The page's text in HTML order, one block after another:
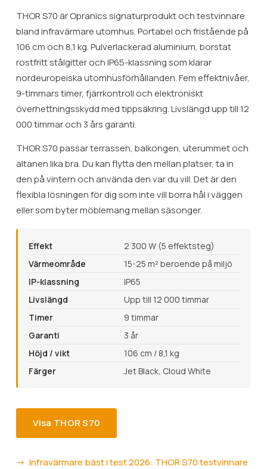
THOR S70 är Opranics signaturprodukt och testvinnare
bland infravärmare utomhus. Portabel och fristående på
106 cm och 8,1 kg. Pulverlackerad aluminium, borstat
rostfritt stålgitter och IP65-klassning som klarar
nordeuropeiska utomhusförhållanden. Fem effektnivåer,
9-timmars timer, fjärrkontroll och elektroniskt
överhettningsskydd med tippsäkring. Livslängd upp till 12
000 timmar och 3 års garanti.
THOR S70 passar terrassen, balkongen, uterummet och
altanen lika bra. Du kan flytta den mellan platser, ta in
den på vintern och använda den var du vill. Det är den
flexibla lösningen för dig som inte vill borra hål i väggen
eller som byter möblemang mellan säsonger.
Effekt
2 300 W (5 effektsteg)
Värmeområde
15-25 m² beroende på miljö
IP-klassning
IP65
Livslängd
Upp till 12 000 timmar
Timer
9 timmar
Garanti
3 år
Höjd / vikt
106 cm / 8,1 kg
Färger
Jet Black, Cloud White
Visa THOR S70
Infravärmare bäst i test 2026: THOR S70 testvinnare